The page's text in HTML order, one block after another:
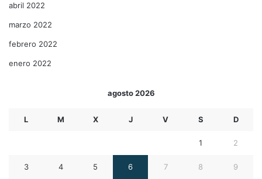
abril 2022
marzo 2022
febrero 2022
enero 2022
agosto 2026
L M X J V S D
1 2
3 4 5 6 7 8 9